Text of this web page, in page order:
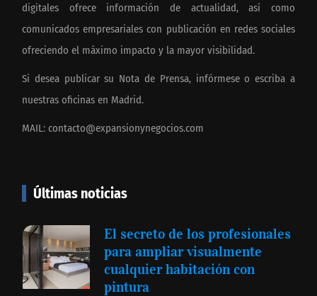
digitales ofrece información de actualidad, así como
comunicados empresariales con publicación en redes sociales
ofreciendo el máximo impacto y la mayor visibilidad.
Si desea publicar su Nota de Prensa, infórmese o escriba a
nuestras oficinas en Madrid.
MAIL: contacto@expansionynegocios.com
Últimas noticias
El secreto de los profesionales
para ampliar visualmente
cualquier habitación con
pintura